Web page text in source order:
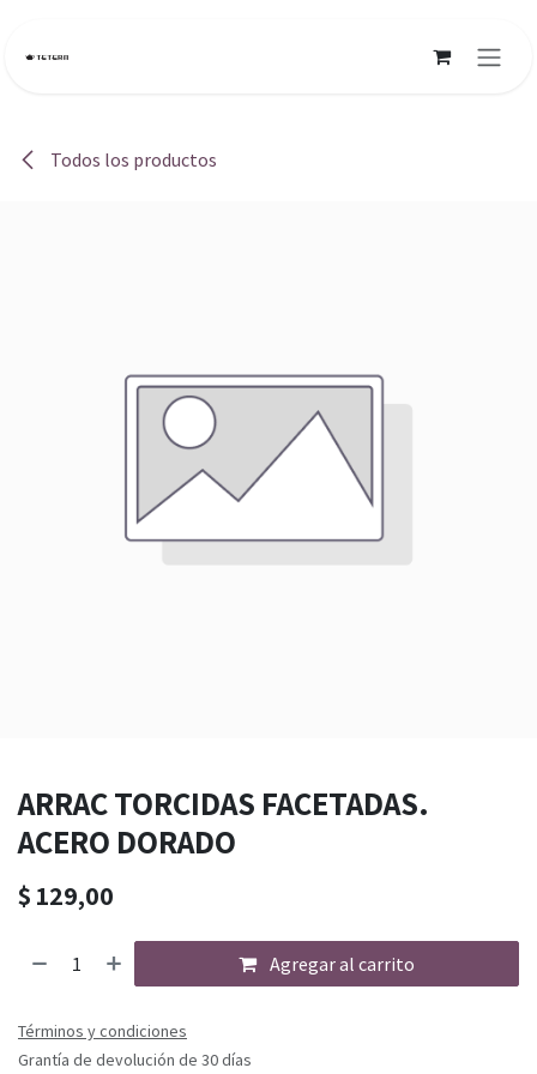
Todos los productos
ARRAC TORCIDAS FACETADAS.
ACERO DORADO
$ 129,00
Agregar al carrito
Términos y condiciones
Grantía de devolución de 30 días